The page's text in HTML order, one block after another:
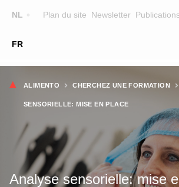
NL
FR
Plan du site Newsletter
Main
navigation
SUR ALIMENTO
EQUIPE
CONTACT
Fil
d'Ariane
ALIMENTO CHERCHEZ UNE FORMATION
SENSORIELLE: MISE EN PLACE
Analyse sensorielle: mise